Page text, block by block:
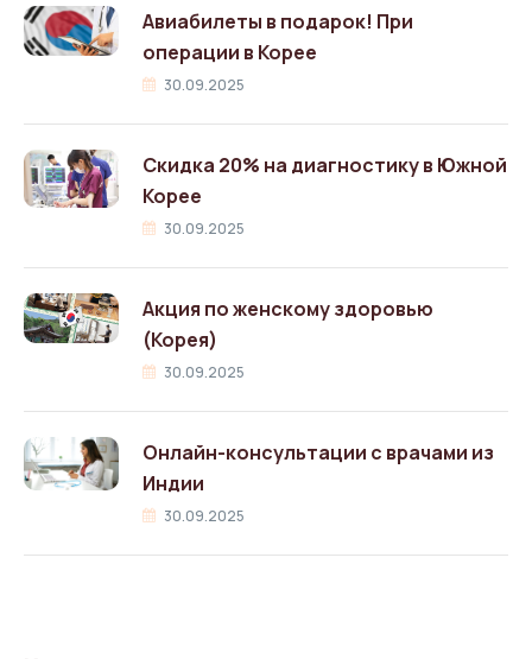
Авиабилеты в подарок! При
операции в Корее
30.09.2025
Скидка 20% на диагностику в Южной
Корее
30.09.2025
Акция по женскому здоровью
(Корея)
30.09.2025
Онлайн-консультации с врачами из
Индии
30.09.2025